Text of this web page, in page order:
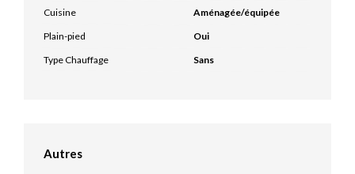
Cuisine
Aménagée/équipée
Plain-pied
Oui
Type Chauffage
Sans
Autres